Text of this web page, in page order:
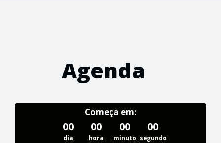
Agenda
Começa em:
00
dia
00
hora
00
minuto
00
segundo